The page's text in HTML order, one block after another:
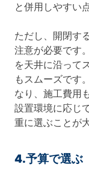
と併用しやすい
ただし、開閉す
注意が必要です
を天井に沿って
もスムーズです
なり、施工費用
設置環境に応じ
重に選ぶことが
4.予算で選ぶ